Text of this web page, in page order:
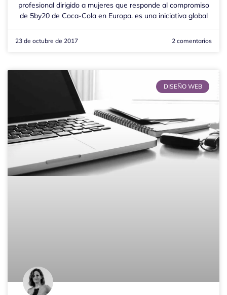
profesional dirigido a mujeres que responde al compromiso
de 5by20 de Coca-Cola en Europa. es una iniciativa global
23 de octubre de 2017 2 comentarios
DISEÑO WEB